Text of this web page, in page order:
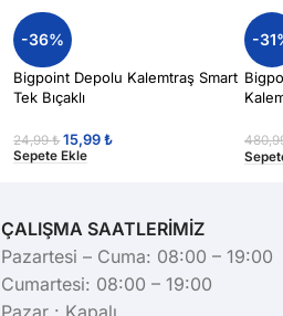
-36%
Bigpoint Depolu Kalemtraş Smart
Tek Bıçaklı
24,99₺ 15,99₺
Sepete Ekle
-
ÇALIŞMA SAATLERİMİZ
Pazartesi – Cuma: 08:00 – 19:00
Cumartesi: 08:00 – 19:00